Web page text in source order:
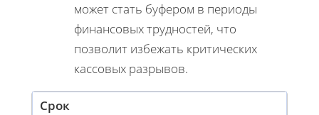
может стать буфером в периоды
финансовых трудностей, что
позволит избежать критических
кассовых разрывов.
Срок